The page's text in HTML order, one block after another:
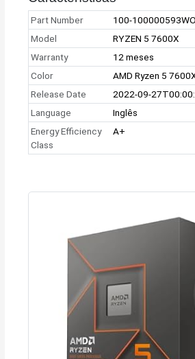
Part Number
100-
Model
RYZEN 5 7600X
Warranty
12 meses
Color
AMD Ryzen 5
Release Date
2022-09-
Language
Inglês
Energy Efficiency
Class
A+